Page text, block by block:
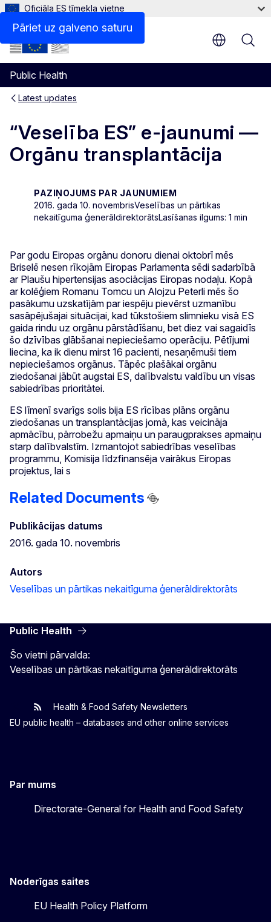
Pāriet uz galveno saturu
Oficiāla ES tīmekļa vietne
Public Health
Latest updates
“Veselība ES” e-jaunumi —
Orgānu transplantācija
PAZIŅOJUMS PAR JAUNUMIEM
2016. gada 10. novembrisVeselības un pārtikas
nekaitīguma ģenerāldirektorātsLasīšanas ilgums: 1 min
Par godu Eiropas orgānu donoru dienai oktobrī mēs
Briselē nesen rīkojām Eiropas Parlamenta sēdi sadarbībā
ar Plaušu hipertensijas asociācijas Eiropas nodaļu. Kopā
ar kolēģiem Romanu Tomcu un Alojzu Peterli mēs šo
pasākumu uzskatījām par iespēju pievērst uzmanību
sasāpējušajai situācijai, kad tūkstošiem slimnieku visā ES
gaida rindu uz orgānu pārstādīšanu, bet diez vai sagaidīs
šo dzīvības glābšanai nepieciešamo operāciju. Pētījumi
liecina, ka ik dienu mirst 16 pacienti, nesaņēmuši tiem
nepieciešamos orgānus. Tāpēc plašākai orgānu
ziedošanai jābūt augstai ES, dalībvalstu valdību un visas
sabiedrības prioritātei.
ES līmenī svarīgs solis bija ES rīcības plāns orgānu
ziedošanas un transplantācijas jomā, kas veicināja
apmācību, pārrobežu apmaiņu un paraugprakses apmaiņu
starp dalībvalstīm. Izmantojot sabiedrības veselības
programmu, Komisija līdzfinansēja vairākus Eiropas
projektus, lai s
Related Documents
Publikācijas datums
2016. gada 10. novembris
Autors
Veselības un pārtikas nekaitīguma ģenerāldirektorāts
Public Health
Šo vietni pārvalda:
Veselības un pārtikas nekaitīguma ģenerāldirektorāts
EU One Health
Latest updates
Health & Food Safety Newsletters
EU public health – databases and other online services
Par mums
Directorate-General for Health and Food Safety
Noderīgas saites
EU Health Policy Platform